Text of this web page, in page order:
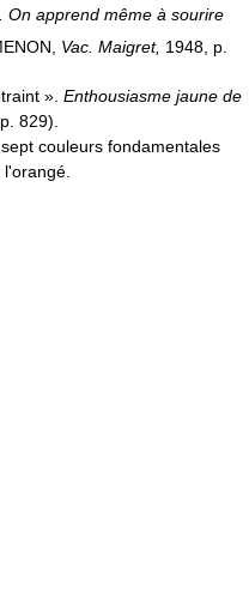
apprend même à sourire
Vac. Maigret, 1948, p.
». Enthousiasme jaune de
829).
couleurs fondamentales